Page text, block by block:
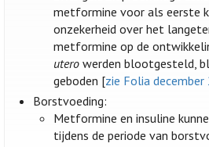
metformine voor als eerste
onzekerheid over het
metformine op de
utero werden blootgesteld,
geboden [zie Folia december
Borstvoeding:
Metformine en insuline
tijdens de periode van